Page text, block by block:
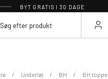
BYT GRATIS I 30 DAGE
Undertøj BH BH toppe